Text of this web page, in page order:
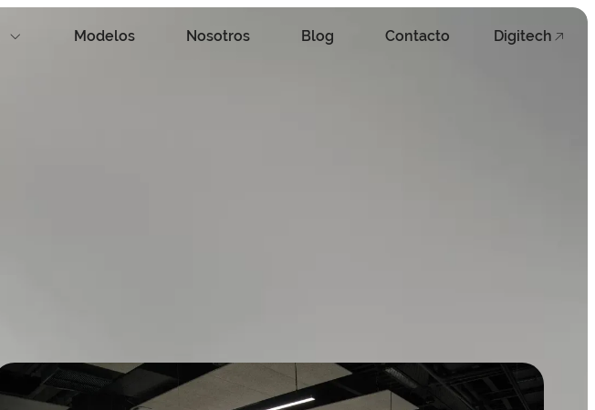
Modelos Nosotros Blog Contacto Digitech